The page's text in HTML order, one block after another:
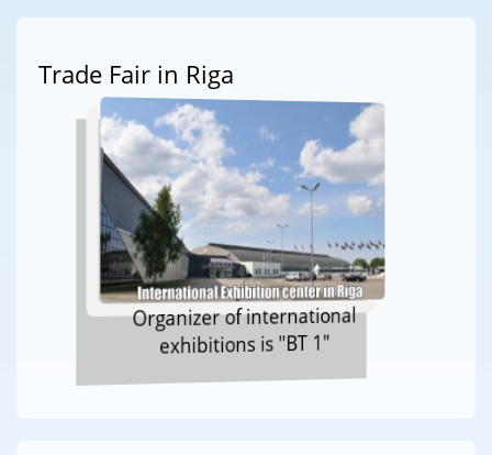
Trade Fair in Riga
Organizer of international
exhibitions is "BT 1"